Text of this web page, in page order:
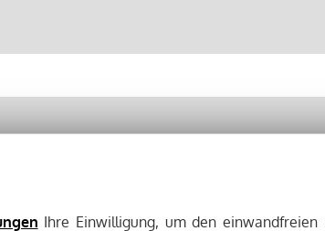
Ihre Einwilligung, um den